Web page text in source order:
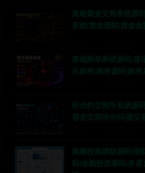
高端黄金交易系统源
系统|黄金理财|黄金
高端刷单系统源码|音
乐刷单|刷单源码|刷单
秒合约交易所系统源
语言交易所|时间盘交
高端投资理财源码|理
码|金融投资源码|多语